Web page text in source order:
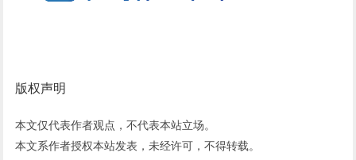
版权声明
本文仅代表作者观点，不代表本站立场。
本文系作者授权本站发表，未经许可，不得转载。